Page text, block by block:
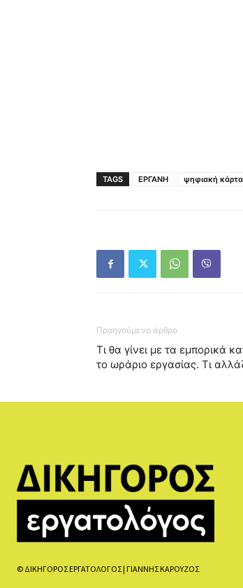
TAGS ΕΡΓΑΝΗ ψηφιακή κάρτα
Προηγούμενο άρθρο
Τι θα γίνει με τα εμπορικά
το ωράριο εργασίας. Τι
© ΔΙΚΗΓΟΡΟΣ ΕΡΓΑΤΟΛΟΓΟΣ | ΓΙΑΝΝΗΣ ΚΑΡΟΥΖΟΣ